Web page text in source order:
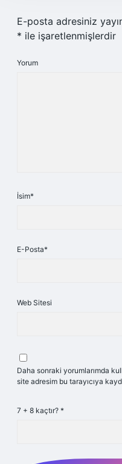
E-posta adresiniz
* ile işaretlenmişlerdir
Yorum
İsim*
E-Posta*
Web Sitesi
Daha sonraki yorumlarımda
site adresim bu tarayıcıya
7 + 8 kaçtır? *